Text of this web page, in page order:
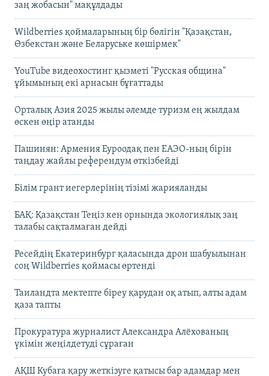
заң жобасын" мақұлдады
Wildberries қоймаларының бір бөлігін "Қазақстан,
Өзбекстан және Беларуське көшірмек"
YouTube видеохостинг қызметі "Русская община"
ұйымының екі арнасын бұғаттады
Орталық Азия 2025 жылы әлемде туризм ең жылдам
өскен өңір атанды
Пашинян: Армения Еуроодақ пен ЕАЭО-ның бірін
таңдау жайлы референдум өткізбейді
Білім грант иегерлерінің тізімі жарияланды
БАҚ: Қазақстан Теңіз кен орнында экологиялық заң
талабы сақталмаған дейді
Ресейдің Екатеринбург қаласында дрон шабуылынан
соң Wildberries қоймасы өртенді
Таиландта мектепте біреу қарудан оқ атып, алты адам
қаза тапты
Прокуратура журналист Александра Алёхованың
үкімін жеңілдетуді сұраған
АҚШ Кубаға қару жеткізуге қатысы бар адамдар мен